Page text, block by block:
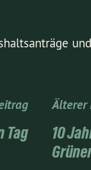
Tag
Älterer
10